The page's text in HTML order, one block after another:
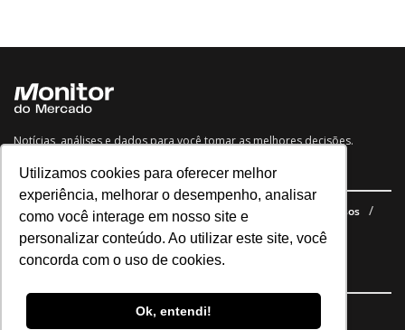
Utilizamos cookies para oferecer melhor
experiência, melhorar o desempenho, analisar
como você interage em nosso site e
personalizar conteúdo. Ao utilizar este site, você
concorda com o uso de cookies.
Ok, entendi!
Notícias, análises e dados para você tomar as melhores decisões.
Navegue no site
Últimas notícias Quem somos E-books gratuitos
Cursos
Política de privacidade